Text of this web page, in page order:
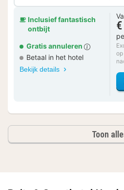
Inclusief fantastisch
ontbijt
Gratis annuleren
Betaal in het hotel
Bekijk details
op
Toon